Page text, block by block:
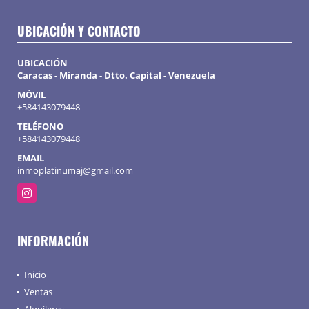
UBICACIÓN Y CONTACTO
UBICACIÓN
Caracas - Miranda - Dtto. Capital - Venezuela
MÓVIL
+584143079448
TELÉFONO
+584143079448
EMAIL
inmoplatinumaj@gmail.com
Instagram
INFORMACIÓN
Inicio
Ventas